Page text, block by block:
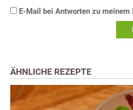
E-Mail bei Antworten zu meinem
ÄHNLICHE REZEPTE